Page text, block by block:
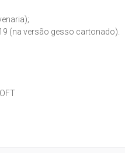
(na versão gesso cartonado).